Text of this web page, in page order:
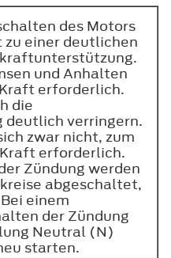
des Motors
einer deutlichen
und Anhalten
erforderlich.
die
verringern.
zwar nicht, zum
erforderlich.
Zündung werden
abgeschaltet,
einem
der Zündung
Neutral (N)
starten.